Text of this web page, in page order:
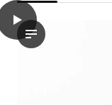
play
La vidéo
PÅLYCKE Panier à